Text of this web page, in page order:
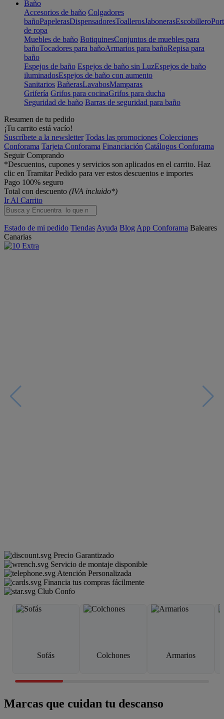
Baño
Accesorios de baño Colgadores
bañoPapelerasDispensadoresToallerosJabonerasEscobillero
de ropa
Muebles de baño BotiquinesConjuntos de muebles para
bañoTocadores para bañoArmarios para bañoRepisa para
baño
Espejos de baño Espejos de baño sin LuzEspejos de baño
iluminadosEspejos de baño con aumento
Sanitarios BañerasLavabosMamparas
Grifería Grifos para cocinaGrifos para ducha
Seguridad de baño Barras de seguridad para baño
Resumen de tu pedido
¡Tu carrito está vacío!
Suscríbete a la newsletter Todas las promociones Colecciones
Conforama Tarjeta Conforama Financiación Catálogos Conforama
Seguir Comprando
*Descuentos, cupones y servicios son aplicados en el carrito. Haz
clic en Tramitar Pedido para ver estos descuentos e importes
Pago 100% seguro
Total con descuento (IVA incluido*)
Ir Al Carrito
Estado de mi pedido Tiendas Ayuda Blog App Conforama Baleares
Canarias
Precio Garantizado
Servicio de montaje disponible
Atención Personalizada
Financia tus compras fácilmente
Club Confo
Sofás Colchones Armarios
Marcas que cuidan tu descanso